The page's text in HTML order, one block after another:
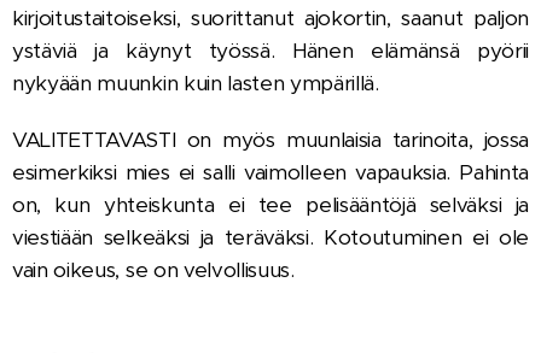
kirjoitustaitoiseksi, suorittanut ajokortin, saanut paljon
ystäviä ja käynyt työssä. Hänen elämänsä pyörii
nykyään muunkin kuin lasten ympärillä.
VALITETTAVASTI on myös muunlaisia tarinoita, jossa
esimerkiksi mies ei salli vaimolleen vapauksia. Pahinta
on, kun yhteiskunta ei tee pelisääntöjä selväksi ja
viestiään selkeäksi ja teräväksi. Kotoutuminen ei ole
vain oikeus, se on velvollisuus.